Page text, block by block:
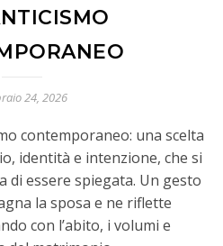
24, 2026
identità e intenzione, che si
di essere spiegata. Un gesto
la sposa e ne riflette
con l’abito, i volumi e